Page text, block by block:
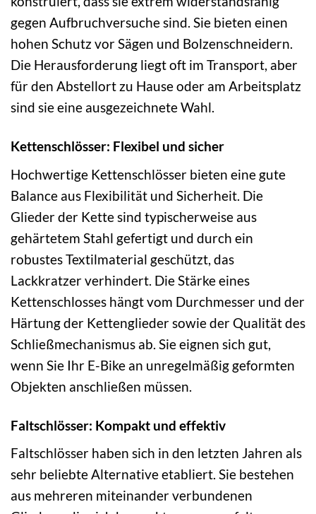
gegen Aufbruchversuche sind. Sie bieten einen
hohen Schutz vor Sägen und Bolzenschneidern.
Die Herausforderung liegt oft im Transport, aber
für den Abstellort zu Hause oder am Arbeitsplatz
sind sie eine ausgezeichnete Wahl.
Kettenschlösser: Flexibel und sicher
Hochwertige Kettenschlösser bieten eine gute
Balance aus Flexibilität und Sicherheit. Die
Glieder der Kette sind typischerweise aus
gehärtetem Stahl gefertigt und durch ein
robustes Textilmaterial geschützt, das
Lackkratzer verhindert. Die Stärke eines
Kettenschlosses hängt vom Durchmesser und der
Härtung der Kettenglieder sowie der Qualität des
Schließmechanismus ab. Sie eignen sich gut,
wenn Sie Ihr E-Bike an unregelmäßig geformten
Objekten anschließen müssen.
Faltschlösser: Kompakt und effektiv
Faltschlösser haben sich in den letzten Jahren als
sehr beliebte Alternative etabliert. Sie bestehen
aus mehreren miteinander verbundenen